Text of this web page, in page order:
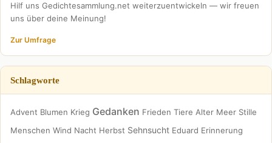
Hilf uns Gedichtesammlung.net weiterzuentwickeln — wir freuen
uns über deine Meinung!
Zur Umfrage
Schlagworte
Advent Blumen Krieg Gedanken Frieden Tiere Alter Meer Stille
Menschen Wind Nacht Herbst Sehnsucht Eduard Erinnerung